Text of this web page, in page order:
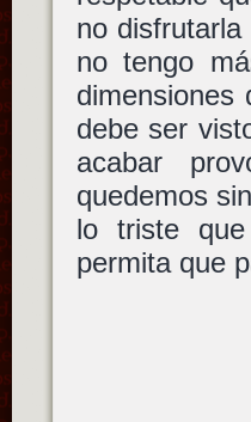
no
no tengo
debe ser
acabar
quedemos
lo triste
permita que